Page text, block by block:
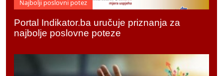
Najbolji poslovni potez
Portal Indikator.ba uručuje priznanja za
najbolje poslovne poteze